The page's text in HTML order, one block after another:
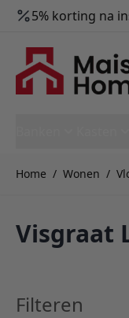
5% korting na
Home / Wonen /
Visgraat
Filteren